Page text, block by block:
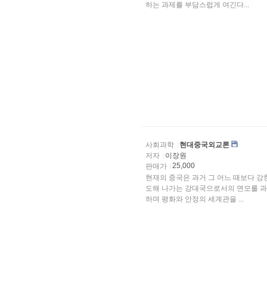
하는 과제를 부담스럽게 여긴다...
사회과학
현대중국외교론
저자
이장원
판매가
25,000
현재의 중국은 과거 그 어느 때보다
도해 나가는 강대국으로서의 면모를
하며 평화와 안정의 세계관을 ...